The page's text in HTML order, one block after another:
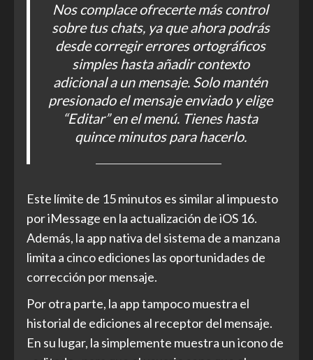
Nos complace ofrecerte más control
sobre tus chats, ya que ahora podrás
desde corregir errores ortográficos
simples hasta añadir contexto
adicional a un mensaje. Solo mantén
presionado el mensaje enviado y elige
“Editar” en el menú. Tienes hasta
quince minutos para hacerlo.
Este límite de 15 minutos es similar al impuesto
por iMessage en la actualización de iOS 16.
Además, la app nativa del sistema de a manzana
limita a cinco ediciones las oportunidades de
corrección por mensaje.
Por otra parte, la app tampoco muestra el
historial de ediciones al receptor del mensaje.
En su lugar, la simplemente muestra un icono de